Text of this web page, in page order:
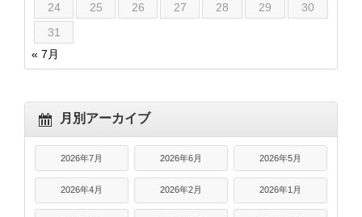
24
25 26 27 28 29
30
31
« 7月
月別アーカイブ
2026年7月 2026年6月 2026年5月
2026年4月 2026年2月 2026年1月